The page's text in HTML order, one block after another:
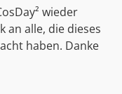
wieder
an alle, die dieses
haben. Danke